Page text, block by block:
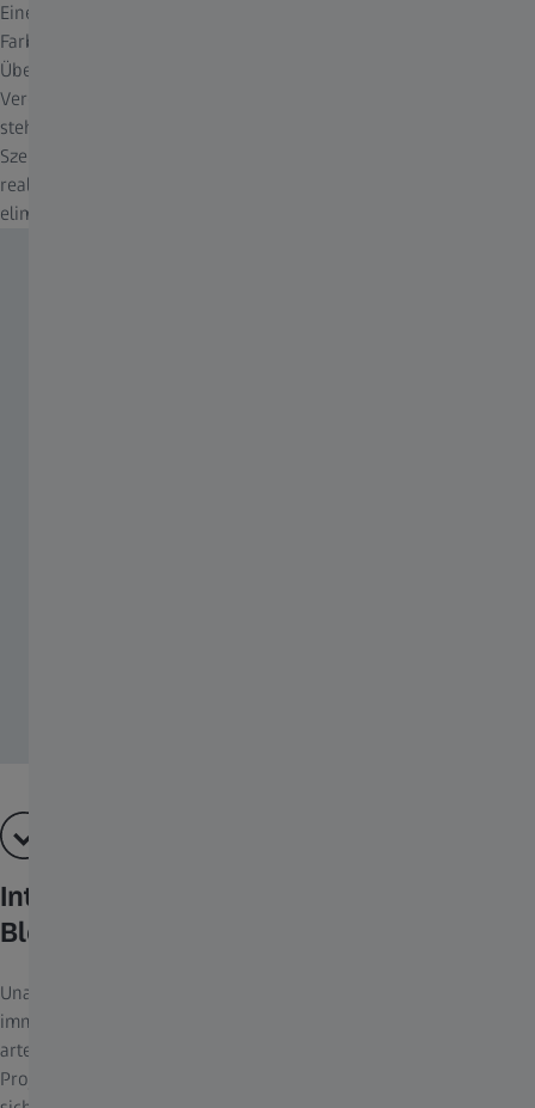
Eine weitere Besonderheit ist die 10-Bit-Farbauflösung für jede
Farbe auf dem Bildschirm. Dies gewährleistet den bestmöglichen
Übergang zwischen den Kanälen und verhindert Artefakte. Im
Vergleich zur standardmäßigen 8-Bit-Videosignalverarbeitung
stehen viermal so viele Graustufen zur Verfügung. Halbdunkle
Szenarien wie Morgen- und Abenddämmerung werden
realistischer dargestellt, da besonders in Farbverläufen Artefakte
eliminiert werden.
Integriertes elektronisches 10Bit-
Blending
Unabhängig vom Eingangssignal wird das Blending im Projektor
immer in 10Bit-Farbtiefe berechnet. So entstehen immer
artefaktfreie Blending-Bereiche zwischen den
Projektionskanälen. Die bei dunklen Bildern normalerweise